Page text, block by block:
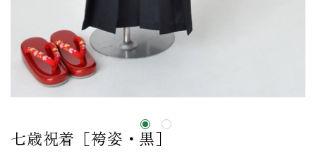
七歳祝着［袴姿・黒］